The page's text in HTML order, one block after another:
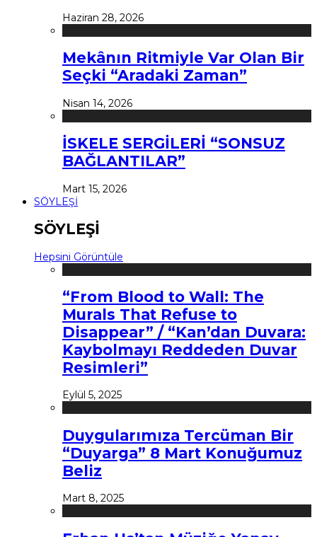
Haziran 28, 2026
Mekânın Ritmiyle Var Olan Bir
Seçki “Aradaki Zaman”
Nisan 14, 2026
İSKELE SERGİLERİ “SONSUZ
BAĞLANTILAR”
Mart 15, 2026
SÖYLEŞİ
SÖYLEŞİ
Hepsini Görüntüle
“From Blood to Wall: The
Murals That Refuse to
Disappear” / “Kan’dan Duvara:
Kaybolmayı Reddeden Duvar
Resimleri”
Eylül 5, 2025
Duygularımıza Tercüman Bir
“Duyarga” 8 Mart Konuğumuz
Beliz
Mart 8, 2025